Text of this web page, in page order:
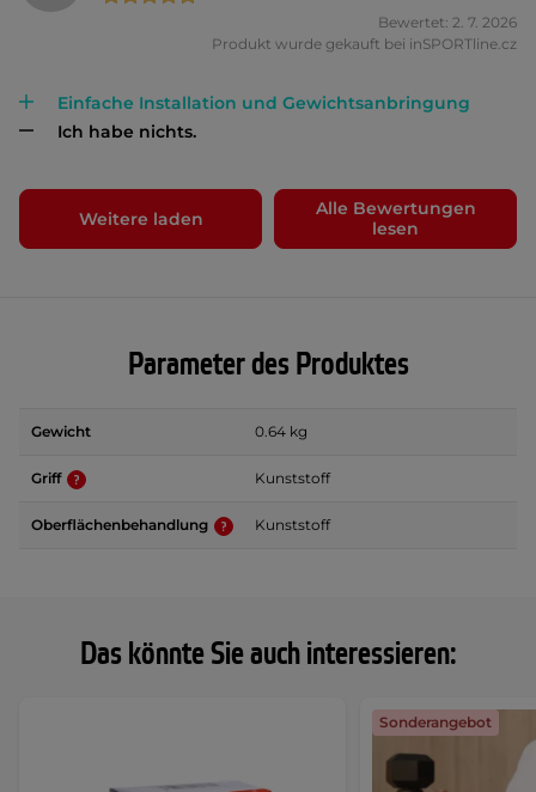
Das könnte Sie auch interessieren:
Sonderangebot
Bewertet: 2. 7. 2026
Produkt wurde gekauft bei inSPORTline.cz
Einfache Installation und Gewichtsanbringung
Ich habe nichts.
Weitere laden
Alle Bewertungen
lesen
Parameter des Produktes
Gewicht 0.64 kg
Griff Kunststoff
Oberflächenbehandlung Kunststoff